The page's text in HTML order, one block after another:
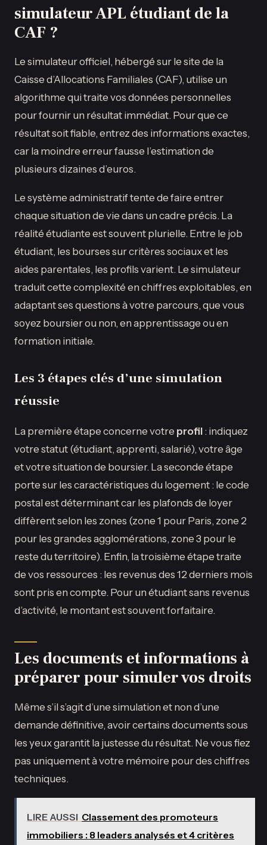
simulateur APL étudiant de la
CAF ?
Le simulateur officiel, hébergé sur le site de la
Caisse d’Allocations Familiales (CAF), utilise un
algorithme qui traite vos données personnelles
pour fournir un résultat immédiat. Pour que ce
résultat soit fiable, entrez des informations exactes,
car la moindre erreur fausse l’estimation de
plusieurs dizaines d’euros.
Le système administratif tente de faire entrer
chaque situation de vie dans un cadre précis. La
réalité étudiante est souvent plurielle. Entre le job
étudiant, les bourses sur critères sociaux et les
aides parentales, les profils varient. Le simulateur
traduit cette complexité en chiffres exploitables, en
adaptant ses questions à votre parcours, que vous
soyez boursier ou non, en apprentissage ou en
formation initiale.
Les 3 étapes clés d’une simulation
réussie
La première étape concerne votre profil: indiquez
votre statut (étudiant, apprenti, salarié), votre âge
et votre situation de boursier. La seconde étape
porte sur les caractéristiques du logement : le code
postal est déterminant car les plafonds de loyer
diffèrent selon les zones (zone 1 pour Paris, zone 2
pour les grandes agglomérations, zone 3 pour le
reste du territoire). Enfin, la troisième étape traite
de vos ressources : les revenus des 12 derniers mois
sont pris en compte. Pour un étudiant sans revenus
d’activité, le montant est souvent forfaitaire.
Les documents et informations à
préparer pour simuler vos droits
Même s’il s’agit d’une simulation et non d’une
demande définitive, avoir certains documents sous
les yeux garantit la justesse du résultat. Ne vous fiez
pas uniquement à votre mémoire pour des chiffres
techniques.
LIRE AUSSI Classement des promoteurs
immobiliers : 8 leaders analysés et 4 critères